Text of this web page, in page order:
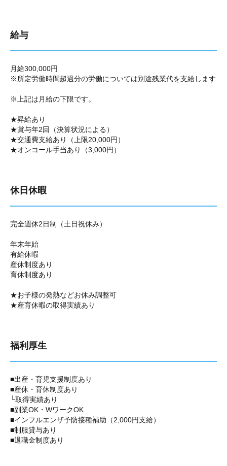
給与
月給300,000円
※所定労働時間超過分の労働については別途残業代を支給します
※上記は月給の下限です。
★昇給あり
★賞与年2回（決算状況による）
★交通費支給あり（上限20,000円）
★オンコール手当あり（3,000円）
休日休暇
完全週休2日制（土日祝休み）
年末年始
有給休暇
産休制度あり
育休制度あり
★お子様の発熱などお休み調整可
★産育休暇の取得実績あり
福利厚生
■出産・育児支援制度あり
■産休・育休制度あり
└取得実績あり
■副業OK・WワークOK
■インフルエンザ予防接種補助（2,000円支給）
■制服貸与あり
■退職金制度あり